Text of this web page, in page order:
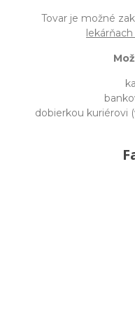
Tovar je možné
dobierkou kuriérovi